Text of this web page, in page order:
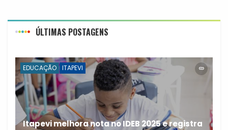
ÚLTIMAS POSTAGENS
EDUCAÇÃO ITAPEVI
Itapevi melhora nota no IDEB 2025 e registra